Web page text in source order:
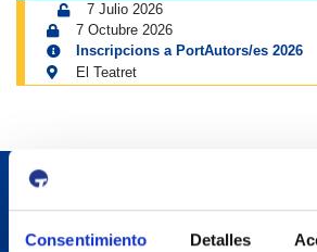
Consentimiento Detalles
7 Julio 2026
7 Octubre 2026
Inscripcions a PortAutors/es 2026
El Teatret